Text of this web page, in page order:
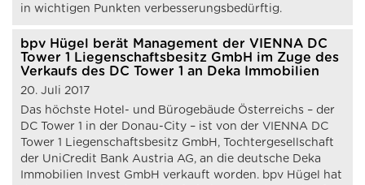
in wichtigen Punkten verbesserungsbedürftig.
bpv Hügel berät Management der VIENNA DC
Tower 1 Liegenschaftsbesitz GmbH im Zuge des
Verkaufs des DC Tower 1 an Deka Immobilien
20. Juli 2017
Das höchste Hotel- und Bürogebäude Österreichs – der
DC Tower 1 in der Donau-City – ist von der VIENNA DC
Tower 1 Liegenschaftsbesitz GmbH, Tochtergesellschaft
der UniCredit Bank Austria AG, an die deutsche Deka
Immobilien Invest GmbH verkauft worden. bpv Hügel hat